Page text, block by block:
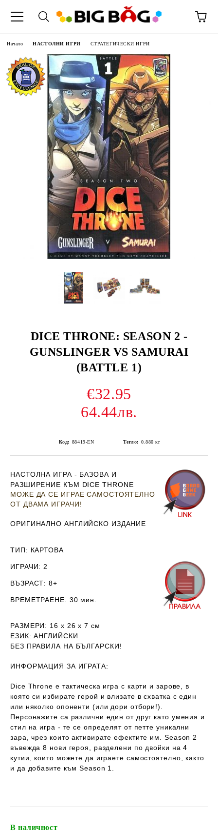
Начало НАСТОЛНИ ИГРИ СТРАТЕГИЧЕСКИ ИГРИ
DICE THRONE: SEASON 2 -
GUNSLINGER VS SAMURAI
(BATTLE 1)
€32.95
64.44лв.
Код: 88419-EN Тегло: 0.880 кг
НАСТОЛНА ИГРА - БАЗОВА И
РАЗШИРЕНИЕ КЪМ DICE THRONE
МОЖЕ ДА СЕ ИГРАЕ САМОСТОЯТЕЛНО
ОТ ДВАМА ИГРАЧИ!
ОРИГИНАЛНО АНГЛИЙСКО ИЗДАНИЕ
ТИП: КАРТОВА
ИГРАЧИ: 2
ВЪЗРАСТ: 8+
ВРЕМЕТРАЕНЕ: 30 мин.
РАЗМЕРИ: 16 х 26 х 7 см
ЕЗИК: АНГЛИЙСКИ
БЕЗ ПРАВИЛА НА БЪЛГАРСКИ!
ИНФОРМАЦИЯ ЗА ИГРАТА:
Dice Throne е тактическа игра с карти и зарове, в
която си избирате герой и влизате в схватка с един
или няколко опоненти (или дори отбори!).
Персонажите са различни един от друг като умения и
стил на игра - те се определят от петте уникални
зара, чрез които активирате ефектите им
. Season 2
въвежда 8 нови героя, разделени по двойки на 4
кутии, които можете да играете самостоятелно, както
и да добавите към Season 1.
В наличност